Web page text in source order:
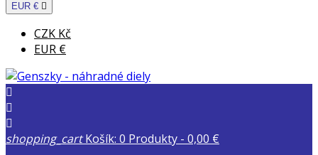
EUR € 
CZK Kč
EUR €



shopping_cart Košík: 0 Produkty - 0,00 €